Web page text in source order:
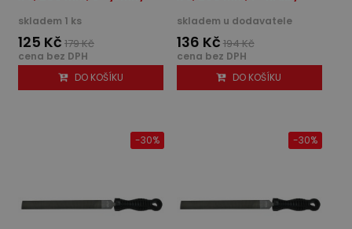
skladem 1 ks
125 Kč 179 Kč
cena bez DPH
DO KOŠÍKU
skladem u dodavatele
136 Kč 194 Kč
cena bez DPH
DO KOŠÍKU
-30% -30%